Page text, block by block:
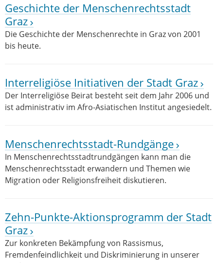
Geschichte der Menschenrechtsstadt
Graz
Die Geschichte der Menschenrechte in Graz von 2001
bis heute.
Interreligiöse Initiativen der Stadt Graz
Der Interreligiöse Beirat besteht seit dem Jahr 2006 und
ist administrativ im Afro-Asiatischen Institut angesiedelt.
Menschenrechtsstadt-Rundgänge
In Menschenrechtsstadtrundgängen kann man die
Menschenrechtsstadt erwandern und Themen wie
Migration oder Religionsfreiheit diskutieren.
Zehn-Punkte-Aktionsprogramm der Stadt
Graz
Zur konkreten Bekämpfung von Rassismus,
Fremdenfeindlichkeit und Diskriminierung in unserer